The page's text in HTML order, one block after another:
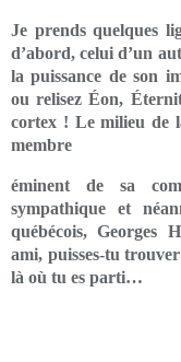
Je prends quelques
d’abord, celui d’un
la puissance de son
ou relisez Éon,
cortex ! Le milieu de
membre
éminent de sa
sympathique et
québécois, Georges
ami, puisses-tu
là où tu es parti…